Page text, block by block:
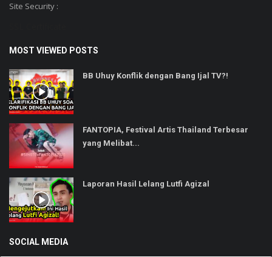
Site Security :
MOST VIEWED POSTS
BB Uhuy Konflik dengan Bang Ijal TV?!
FANTOPIA, Festival Artis Thailand Terbesar
yang Melibat...
Laporan Hasil Lelang Lutfi Agizal
SOCIAL MEDIA